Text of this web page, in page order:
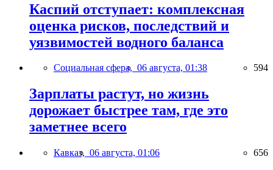
Каспий отступает: комплексная
оценка рисков, последствий и
уязвимостей водного баланса
Социальная сфера, 06 августа, 01:38 594
Зарплаты растут, но жизнь
дорожает быстрее там, где это
заметнее всего
Кавказ, 06 августа, 01:06 656